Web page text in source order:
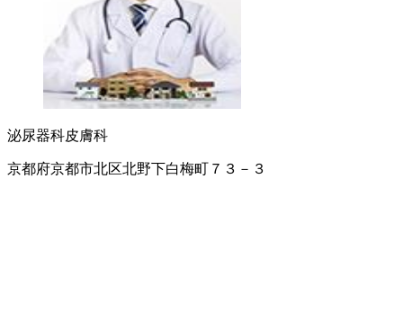
泌尿器科皮膚科
京都府京都市北区北野下白梅町７３－３